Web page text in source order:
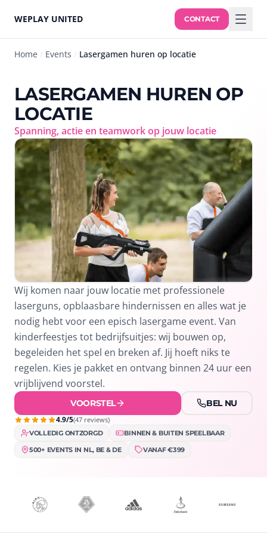
WEPLAY UNITED CONTACT
Home / Events / Lasergamen huren op locatie
LASERGAMEN HUREN OP
LOCATIE
Spanning, actie en teamwork op jouw locatie
Wij komen naar jouw locatie met professionele
laserguns, opblaasbare hindernissen en alles wat je
nodig hebt voor een episch lasergame event. Van
kinderfeestjes tot bedrijfsuitjes: wij bouwen op,
begeleiden het spel en breken af. Jij hoeft niks te
regelen. Kies je pakket en ontvang binnen 24 uur een
vrijblijvend voorstel.
VOORSTEL BEL NU
4.9/5(47 reviews)
VOLLEDIG ONTZORGD
BINNEN & BUITEN SPEELBAAR
500+ EVENTS IN NL, BE & DE
VANAF €399